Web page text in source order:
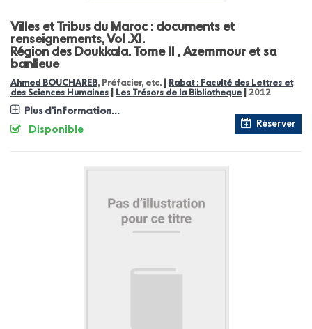
Villes et Tribus du Maroc : documents et
renseignements, Vol .XI.
Région des Doukkala. Tome II , Azemmour et sa
banlieue
Ahmed BOUCHAREB, Préfacier, etc.
Rabat : Faculté des Lettres et
des Sciences Humaines
Les Trésors de la Bibliotheque 2012
Plus d'information...
Réserver
Disponible